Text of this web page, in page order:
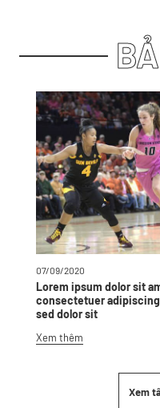
07/09/2020
Lorem ipsum dolor sit
consectetuer
sed dolor sit
Xem thêm
Xem